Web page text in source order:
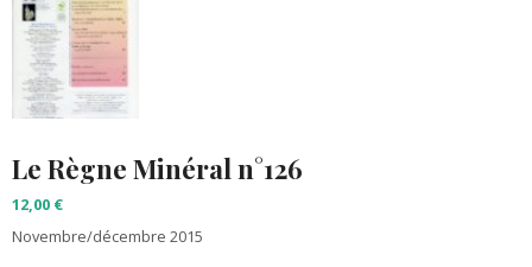
Le Règne Minéral n°126
12,00 €
Novembre/décembre 2015